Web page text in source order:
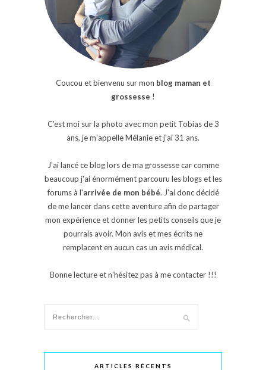
Coucou et bienvenu sur mon blog maman et
grossesse !
C'est moi sur la photo avec mon petit Tobias de 3
ans, je m'appelle Mélanie et j'ai 31 ans.
J'ai lancé ce blog lors de ma grossesse car comme
beaucoup j'ai énormément parcouru les blogs et les
forums à l'arrivée de mon bébé. J'ai donc décidé
de me lancer dans cette aventure afin de partager
mon expérience et donner les petits conseils que je
pourrais avoir. Mon avis et mes écrits ne
remplacent en aucun cas un avis médical.
Bonne lecture et n'hésitez pas à me contacter !!!
ARTICLES RÉCENTS